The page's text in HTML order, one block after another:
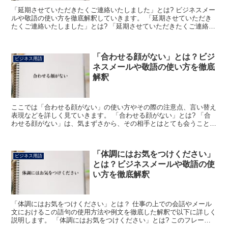
「延期させていただきたくご連絡いたしました」とは? ビジネスメー
ルや敬語の使い方を徹底解釈していきます。 「延期させていただき
たくご連絡いたしました」とは? 「延期させていただきたくご連絡い
ビジネス用語
「合わせる顔がない」とは？ビジ
ネスメールや敬語の使い方を徹底
解釈
ここでは「合わせる顔がない」の使い方やその際の注意点、言い替え
表現などを詳しく見ていきます。 「合わせる顔がない」とは? 「合
わせる顔がない」は、気まずさから、その相手とはとても会うことが
ビジネス用語
「体調にはお気をつけください」
とは？ビジネスメールや敬語の使
い方を徹底解釈
「体調にはお気をつけください」とは？ 仕事の上での会話やメール
文におけるこの語句の使用方法や例文を徹底した解釈で以下に詳しく
説明します。 「体調にはお気をつけください」とは? このフレーズ